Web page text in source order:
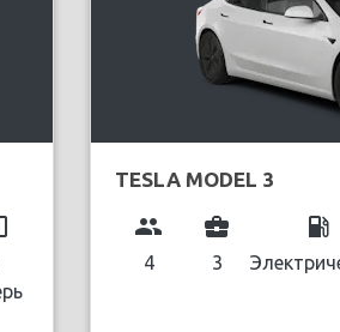
TESLA MODEL 3
group
4
business_center
3
local_gas_station